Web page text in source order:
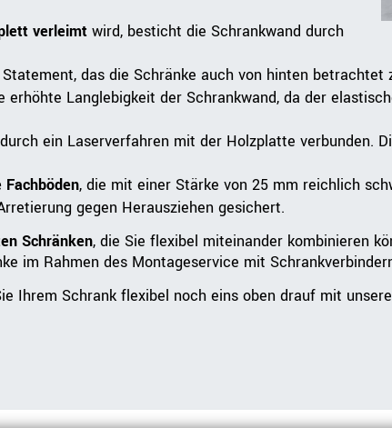
verleimt wird, besticht die Schrankwand durch
das die Schränke auch von hinten
erhöhte Langlebigkeit der Schrankwand, da der
ein Laserverfahren mit der Holzplatte verbunden.
Fachböden, die mit einer Stärke von 25 mm reichlich
gegen Herausziehen gesichert.
Schränken, die Sie flexibel miteinander kombinieren
im Rahmen des Montageservice mit
Ihrem Schrank flexibel noch eins oben drauf mit